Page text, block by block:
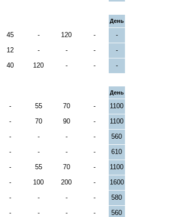
День
45 - 120 - -
12 - - - -
40 120 - - -
День
- 55 70 - 1100
- 70 90 - 1100
- - - - 560
- - - - 610
- 55 70 - 1100
- 100 200 - 1600
- - - - 580
- - - - 560